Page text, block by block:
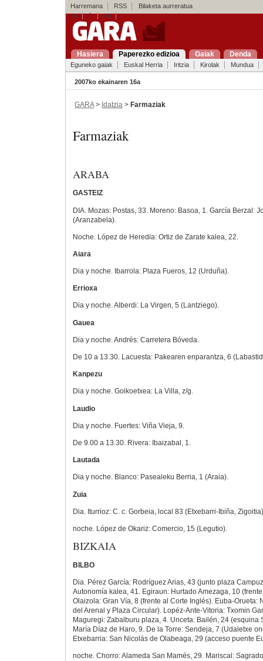
Harremana RSS
Bilaketa aurreratua
es
fr en
Hasiera Paperezko edizioa Gaiak Denda
Eguneko gaiak Euskal Herria Iritzia Kirolak Mundua
2007ko ekainaren 16a
GARA> Idatzia > Farmaziak
Farmaziak
ARABA
GASTEIZ
DIA. Mozas: Postas, 33. Moreno: Basoa, 1. García Berzal:
(Aranzabela).
Noche. López de Heredia: Ortiz de Zarate kalea, 22.
Aiara
Dia y noche. Ibarrola: Plaza Fueros, 12 (Urduña).
Errioxa
Dia y noche. Alberdi: La Virgen, 5 (Lantziego).
Gauea
Dia y noche. Andrés: Carretera Bóveda.
De 10 a 13.30. Lacuesta: Pakearen enparantza, 6
Kanpezu
Dia y noche. Goikoetxea: La Villa, z/g.
Laudio
Dia y noche. Fuertes: Viña Vieja, 9.
De 9.00 a 13.30. Rivera: Ibaizabal, 1.
Lautada
Dia y noche. Blanco: Pasealeku Berria, 1 (Araia).
Zuia
Dia. Iturrioz: C. c. Gorbeia, local 83 (Etxebarri-Ibiña,
noche. López de Okariz: Comercio, 15 (Legutio).
BIZKAIA
BILBO
Dia. Pérez García: Rodríguez Arias, 43 (junto plaza
Autonomía kalea, 41. Egiraun: Hurtado Amezaga, 10
Olaizola: Gran Vía, 8 (frente al Corte Inglés). Euba-Orueta:
del Arenal y Plaza Circular). Lopéz-Ante-Vitoria: Txomin
Maguregi: Zabalburu plaza, 4. Unceta: Bailén, 24 (esquina
María Díaz de Haro, 9. De la Torre: Sendeja, 7 (Udaletxe
Etxebarria: San Nicolás de Olabeaga, 29 (acceso puente
noche. Chorro: Alameda San Mamés, 29. Mariscal: